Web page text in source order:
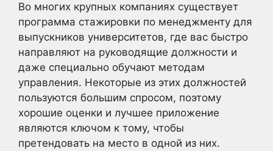
Во многих крупных компаниях существует
программа стажировки по менеджменту для
выпускников университетов, где вас быстро
направляют на руководящие должности и
даже специально обучают методам
управления. Некоторые из этих должностей
пользуются большим спросом, поэтому
хорошие оценки и лучшее приложение
являются ключом к тому, чтобы
претендовать на место в одной из них.